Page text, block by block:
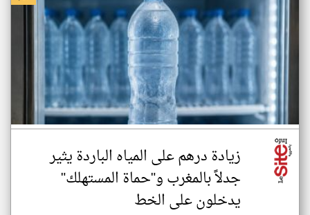
زيادة درهم على المياه الباردة يثير
جدلاً بالمغرب و"حماة المستهلك"
يدخلون على الخط